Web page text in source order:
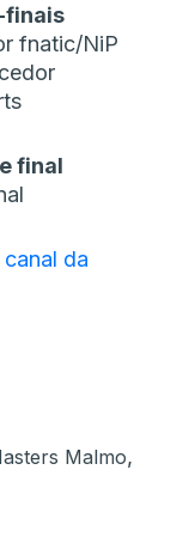
finais
fnatic/NiP
final
canal da
Malmo,